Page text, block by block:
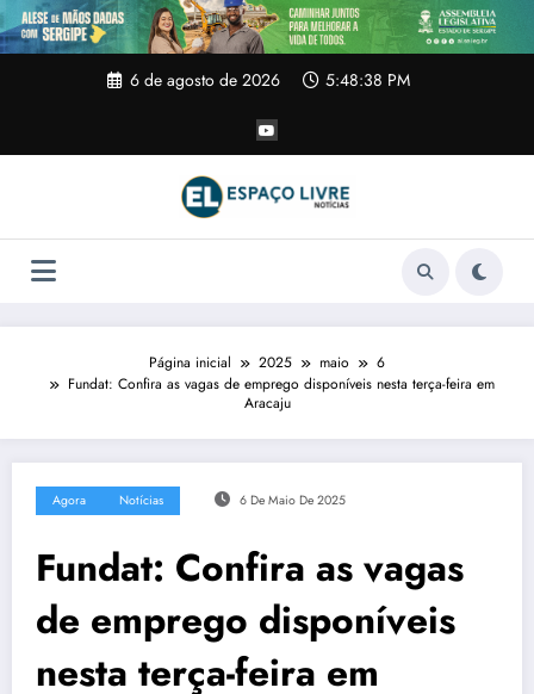
Pular
para
o
6 de agosto de 2026 5:48:39 PM
Página inicial 2025 maio
6
Fundat: Confira as vagas de emprego disponíveis nesta terça-feira em
Aracaju
Agora Notícias 6 De Maio De 2025
Fundat: Confira as vagas
de emprego disponíveis
nesta terça-feira em